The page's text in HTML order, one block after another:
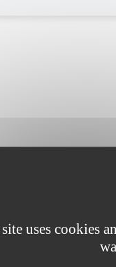
uses cookies